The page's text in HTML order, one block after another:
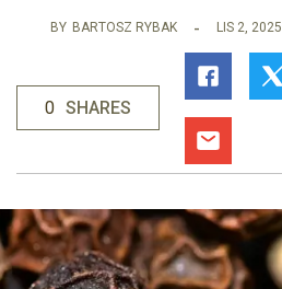
BY BARTOSZ RYBAK LIS 2, 2025
0 SHARES